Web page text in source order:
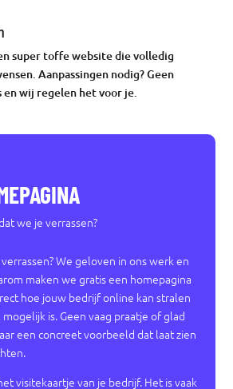
super toffe website die volledig
Aanpassingen nodig? Geen
en wij regelen het voor je.
we je verrassen?
We geloven in ons werk en
maken we gratis een homepagina
hoe jouw bedrijf online kan stralen
is. Geen vaag praatje of glad
een concreet voorbeeld dat laat zien
visitekaartje van je bedrijf. Het is vaak